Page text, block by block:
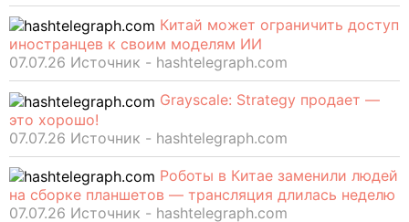
Китай может ограничить доступ
иностранцев к своим моделям ИИ
07.07.26 Источник - hashtelegraph.com
Grayscale: Strategy продает —
это хорошо!
07.07.26 Источник - hashtelegraph.com
Роботы в Китае заменили людей
на сборке планшетов — трансляция длилась неделю
07.07.26 Источник - hashtelegraph.com